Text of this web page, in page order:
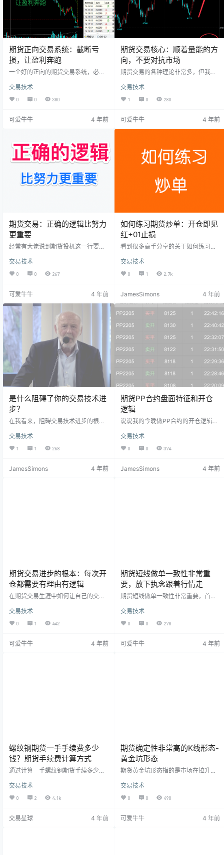
期货正向交易系统：截断亏
损，让盈利奔跑
一个好的正向的期货交易系统，必定
截断亏损，让盈利奔跑，体现最大化
盈亏比，投机大佬Livemore说过：截
断亏损，让盈利奔跑（盈利会自己照
到，大部分人是截断了亏损的同时也
两个点的止损位想再等一两根K线再
进，结果错过了最佳开仓时机。在1
4：28分的时候成功介入了空单，但
交易技术
0 0 380
可爱牛牛 4 年前
期货交易核心：顺着量能的方
向，不要对抗市场
期货交易的各种理论非常多，但我们
场，其结果可想而知，个人认为期货
交易的核心就是顺着市场量价的方向
去做，做单要顺着量能方向，不要对
大户会来救你。上午收盘前的螺纹的
这一波放量拉涨没有做到，有点遗
荡的，如果延续上午的做单逻辑，在
下午2：30分左右会去逢高做空并且
交易技术
1 0 280
可爱牛牛 4 年前
期货交易：正确的逻辑比努力
更重要
经常有大佬说到期货投机这一行要有
确的合理的逻辑之上去努力才有意
义，在错误的方法上努力只会坠入深
渊离成功越来越远。我自己对这个正
交易系统是建立正确的逻辑之上的，
何谓正确的逻辑？大体上体现在：顺
势，合适的盈亏比。 很多人会说顺势
是一个伪命题，其实不然，就拿日内
交易来说，行情走了一段时间了，调
出1分钟K或者是分时图，当天的行情
是向上、向下、…
交易技术
0 0 267
可爱牛牛 4 年前
如何练习期货炒单：开仓即见
红+01止损
看到很多高手分享的关于如何练习炒
起来就下面两个方面：开仓即见红
（开仓后价格就要朝着你预期的方向
发展）；01止损（开仓如果价格不往
出来）；大概率可以平推出来的单子
才是好单子，至于能够赚多少点靠市
场的恩赐！下面分成两个具体的方面
你一定要想清楚这个单子可以原价平
推出来吗？如果大概率可以平推出来
交易技术
0 1 2.7k
JamesSimons 4 年前
是什么阻碍了你的交易技术进
步？
在我看来，阻碍交易技术进步的根本
知” 我做期货有些年头了，在整个交
易生涯中遇到了很多人，经历过很多
事情，我的观点是一个交易员成功与
大的关系。从性格这个角度展开来
交易技术
1 1 268
JamesSimons 4 年前
期货PP合约盘面特征和开仓
逻辑
说说我的今晚做PP合约的开仓逻辑，
合约，今天晚上黑色成交非常清淡，
活跃度非常差，然后看了一下PP合
约，发现PP虽然非常不太活跃，肯定
的，今晚做PP合约的开仓逻辑很大的
交易技术
0 0 374
JamesSimons 4 年前
期货交易进步的根本：每次开
仓都需要有理由有逻辑
在期货交易生涯中如何让自己的交易
要有理由有逻辑不要随手下单。每次
开仓都一定要有理有据有逻辑，在开
仓的时候一定要有理由支撑这笔开
式符合我的手法吗？不要想当然开仓
交易技术
0 1 442
可爱牛牛 4 年前
期货短线做单一致性非常重
要，放下执念跟着行情走
期货短线做单一致性非常重要，首先
要把短线做成长线，不能持仓。 开仓
和平仓的逻辑要一致：即你开仓的时
候要明白这个单子是短线单子，到了
必须要走，不能想着炒单开仓、波段
交易技术
0 0 278
可爱牛牛 4 年前
螺纹钢期货一手手续费多少
钱？期货手续费计算方式
通过计算一手螺纹钢期货手续多少钱
方式。在期货交易中手续费是大家非
常关心的问题，特别是短线交易中的
手续是非常大的一笔支出，每天频繁
加，很多超短线交易员每天成交几十
交易技术
0 2 4.1k
交易星球 4 年前
期货确定性非常高的K线形态-
黄金坑形态
期货黄金坑形态指的是市场在拉升
多投资者把这叫做洗盘或者下蹲，我
们在很多期货K线走势中都可以看到
这种黄金坑形态，在行情启动之前反
的止损盘从而更加省力推动行情，就
交易技术
0 0 490
可爱牛牛 4 年前